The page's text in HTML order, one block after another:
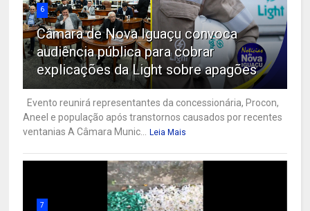
6
Câmara de Nova Iguaçu convoca
audiência pública para cobrar
explicações da Light sobre apagões
Evento reunirá representantes da concessionária, Procon,
Aneel e população após transtornos causados por recentes
ventanias A Câmara Munic...
Leia Mais
7